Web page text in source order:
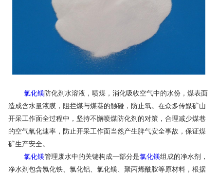
作用用途
行业动态
联系我们
氯化镁 防化剂水溶液，喷煤，消化吸收空气中的水份，煤表面
造成含水量液膜，阻拦煤与煤巷的触碰，防止氧。在众多传媒矿山
开采工作面全过程中，坚持不懈喷煤防化剂的对策，合理减少煤巷
的空气氧化速率，防止开采工作面当然产生脾气安全事故，保证煤
矿生产安全。
氯化镁管理废水中的关键构成一部分是氯化镁组成的净水剂，
净水剂包含氯化铁、氯化铝、氯化镁、聚丙烯酰胺等原材料，根据